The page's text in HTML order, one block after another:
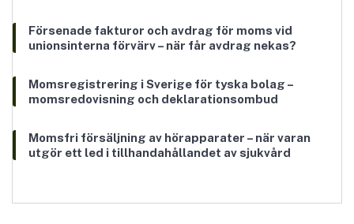
Försenade fakturor och avdrag för moms vid
unionsinterna förvärv – när får avdrag nekas?
Momsregistrering i Sverige för tyska bolag –
momsredovisning och deklarationsombud
Momsfri försäljning av hörapparater – när varan
utgör ett led i tillhandahållandet av sjukvård